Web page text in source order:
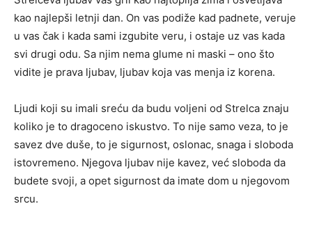
kao najlepši letnji dan. On vas podiže kad padnete, veruje
u vas čak i kada sami izgubite veru, i ostaje uz vas kada
svi drugi odu. Sa njim nema glume ni maski – ono što
vidite je prava ljubav, ljubav koja vas menja iz korena.
Ljudi koji su imali sreću da budu voljeni od Strelca znaju
koliko je to dragoceno iskustvo. To nije samo veza, to je
savez dve duše, to je sigurnost, oslonac, snaga i sloboda
istovremeno. Njegova ljubav nije kavez, već sloboda da
budete svoji, a opet sigurnost da imate dom u njegovom
srcu.